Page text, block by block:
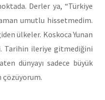
Derler ya, “Türkiye
umutlu hissetmedim.
ülkeler. Koskoca Yunan
Tarihin ileriye gitmediğini
dünyayı sadece büyük
çözüyorum.